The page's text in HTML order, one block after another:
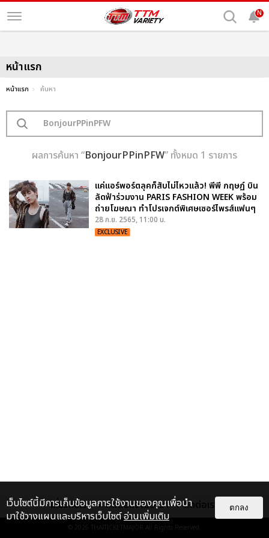
N
หน้าแรก
หน้าแรก ค้นหา
ผลการค้นหา “BonjourPPinPFW” ทั้งหมด 1 รายการ
แค่แอร์พอร์ตลุคก็สับไม่ไหวแล้ว! พีพี กฤษฏ์ บิน
ลัดฟ้าร่วมงาน PARIS FASHION WEEK พร้อม
ถ่ายโฆษณา ทำโปรเจกต์พิเศษเซอร์ไพรส์แฟนๆ
28 ก.ย. 2565, 11:00 น.
EXCLUSIVE
เกี่ยวกับเรา ติดต่อลงโฆษณา ติดต่อเรา
© 2026 THAITICKETMAJOR All Rights Reserved.
เว็บไซต์นี้มีการเก็บข้อมูลการใช้งานของคุณเพื่อนำ
มาใช้วางแผนและบริหารเว็บไซต์อ่านเพิ่มเติม
ตกลง